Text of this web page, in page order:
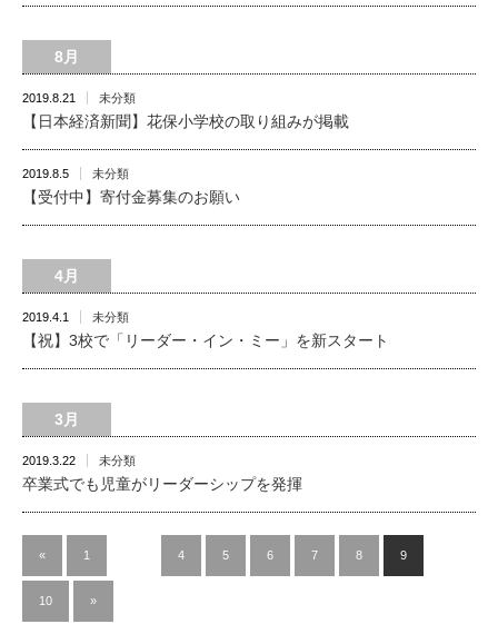
8月
2019.8.21 未分類
【日本経済新聞】花保小学校の取り組みが掲載
2019.8.5 未分類
【受付中】寄付金募集のお願い
4月
2019.4.1 未分類
【祝】3校で「リーダー・イン・ミー」を新スタート
3月
2019.3.22 未分類
卒業式でも児童がリーダーシップを発揮
« 1 4 5 6 7 8 9
10 »